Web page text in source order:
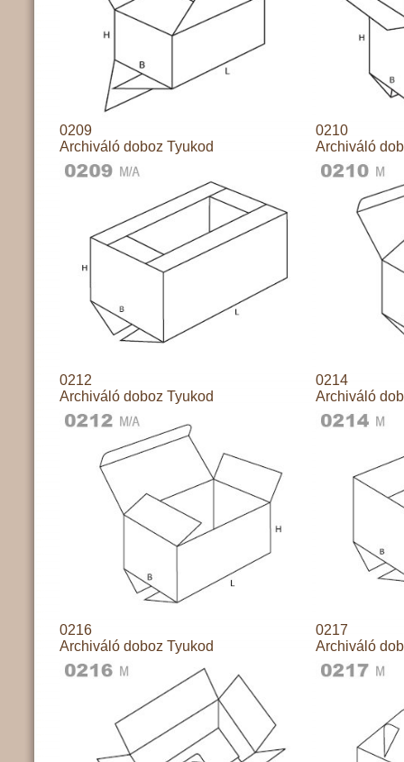
0209
Archiváló doboz Tyukod
0210
Archiváló
0212
Archiváló doboz Tyukod
0214
Archiváló
0216
Archiváló doboz Tyukod
0217
Archiváló